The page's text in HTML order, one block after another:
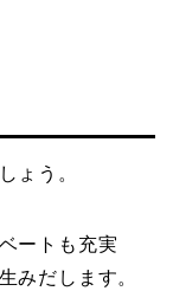
ょう。
ートも充実
みだします。